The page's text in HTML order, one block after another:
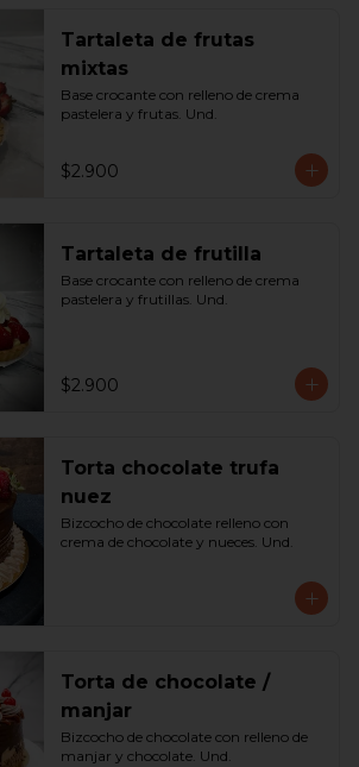
Tartaleta de frutas
mixtas
Base crocante con relleno de crema
pastelera y frutas. Und.
$2.900
Tartaleta de frutilla
Base crocante con relleno de crema
pastelera y frutillas. Und.
$2.900
Torta chocolate trufa
nuez
Bizcocho de chocolate relleno con
crema de chocolate y nueces. Und.
Torta de chocolate /
manjar
Bizcocho de chocolate con relleno de
manjar y chocolate. Und.